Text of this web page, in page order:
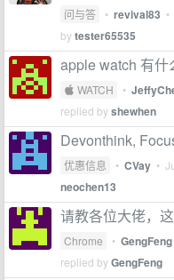
问与答 • revival83 •
bytester65535
apple watch 有什
 WATCH •
replied byshewhen
Devonthink,
优惠信息 • CVay •
neochen13
请教各位大佬，
Chrome • GengFeng
replied byGengFeng